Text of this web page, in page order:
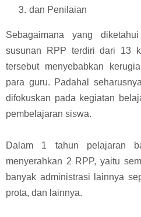
dan Penilaian
Sebagaimana yang
susunan RPP terdiri dari 13
tersebut menyebabkan
para guru. Padahal
difokuskan pada kegiatan
pembelajaran siswa.
Dalam 1 tahun pelajaran
menyerahkan 2 RPP, yaitu
banyak administrasi lainnya
prota, dan lainnya.